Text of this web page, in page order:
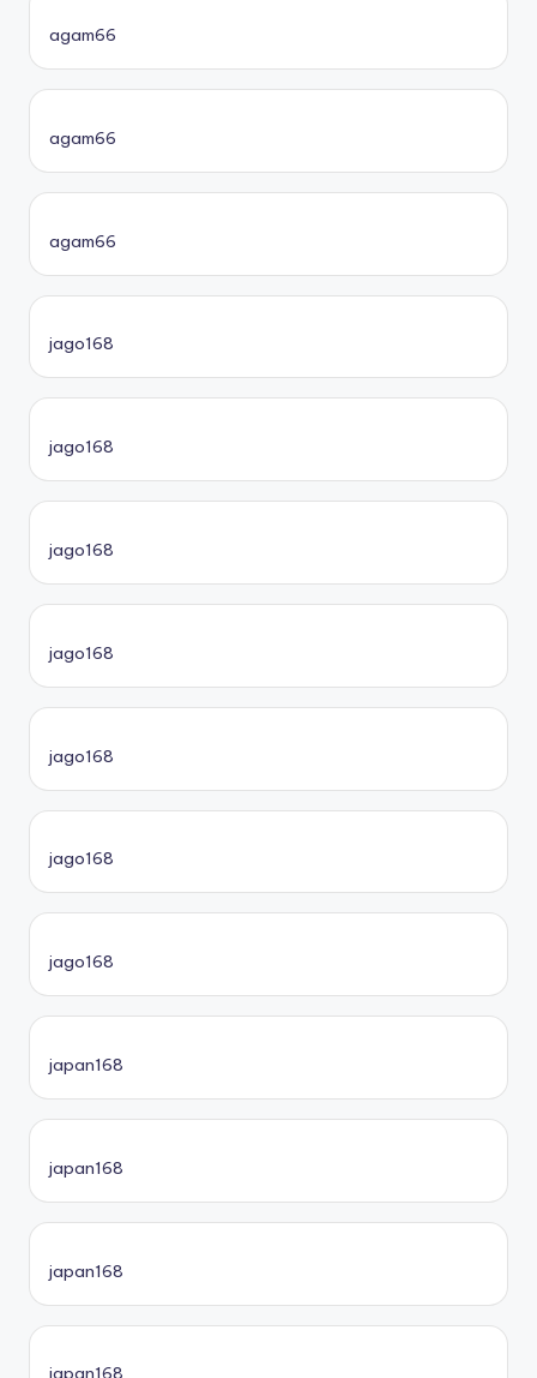
agam66
agam66
agam66
jago168
jago168
jago168
jago168
jago168
jago168
jago168
japan168
japan168
japan168
japan168